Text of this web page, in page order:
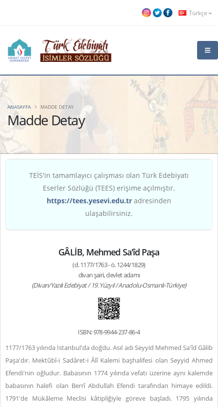
Türkçe
Madde Detay
ANASAYFA MADDE DETAY
TEİS'in tamamlayıcı çalışması olan Türk Edebiyatı
Eserler Sözlüğü (TEES) erişime açılmıştır.
https://tees.yesevi.edu.tr adresinden
ulaşabilirsiniz.
GÂLİB, Mehmed Sa'îd Paşa
(d. 1177/1763 - ö. 1244/1829)
divan şairi, devlet adamı
(Divan/Yazılı Edebiyat / 19. Yüzyıl / Anadolu-Osmanlı-Türkiye)
ISBN: 978-9944-237-86-4
1177/1763 yılında İstanbul'da doğdu. Asıl adı Seyyid Mehmed Sa'îd Gâlib
Paşa'dır. Mektûbî-i Sadâret-i Âlî Kalemi başhalifesi olan Seyyid Ahmed
Efendi'nin oğludur. Babasının 1774 yılında vefatı üzerine aynı kalemde
babasının halefi olan Berrî Abdullah Efendi tarafından himaye edildi.
1791'de Mükâleme Meclisi kâtipliğiyle göreve başladı. 1795 yılında